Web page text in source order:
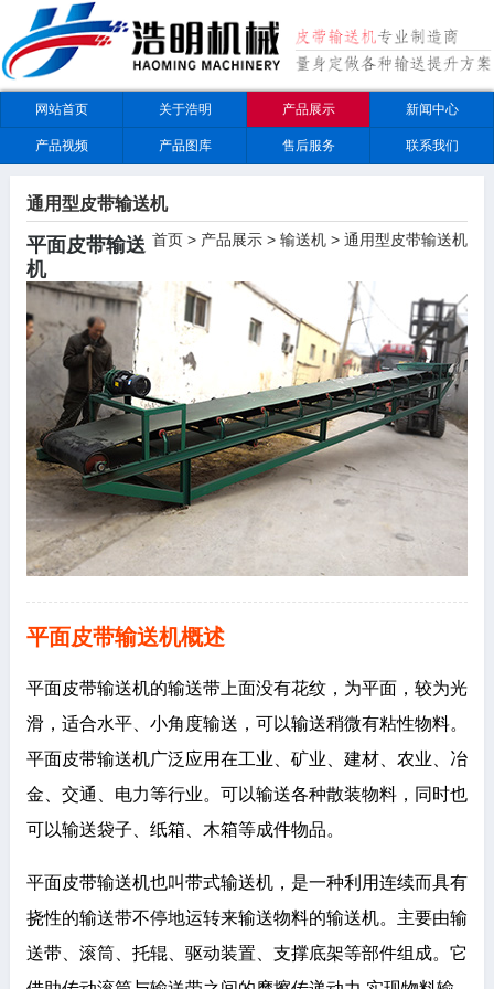
网站首页 关于浩明 产品展示 新闻中心
产品视频 产品图库 售后服务 联系我们
通用型皮带输送机
首页 > 产品展示 >输送机 >通用型皮带输送机
平面皮带输送
机
平面皮带输送机概述
平面皮带输送机的输送带上面没有花纹，为平面，较为光
滑，适合水平、小角度输送，可以输送稍微有粘性物料。
平面皮带输送机广泛应用在工业、矿业、建材、农业、冶
金、交通、电力等行业。可以输送各种散装物料，同时也
可以输送袋子、纸箱、木箱等成件物品。
平面皮带输送机也叫带式输送机，是一种利用连续而具有
挠性的输送带不停地运转来输送物料的输送机。主要由输
送带、滚筒、托辊、驱动装置、支撑底架等部件组成。它